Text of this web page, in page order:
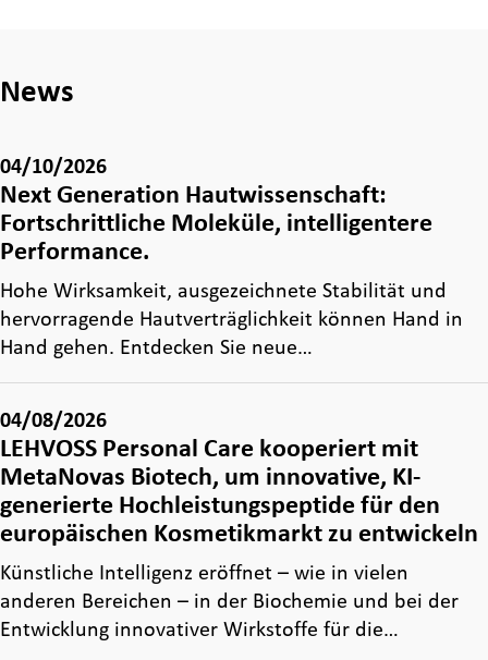
News
04/10/2026
Next Generation Hautwissenschaft:
Fortschrittliche Moleküle, intelligentere
Performance.
Hohe Wirksamkeit, ausgezeichnete Stabilität und
hervorragende Hautverträglichkeit können Hand in
Hand gehen. Entdecken Sie neue…
04/08/2026
LEHVOSS Personal Care kooperiert mit
MetaNovas Biotech, um innovative, KI-
generierte Hochleistungspeptide für den
europäischen Kosmetikmarkt zu entwickeln
Künstliche Intelligenz eröffnet – wie in vielen
anderen Bereichen – in der Biochemie und bei der
Entwicklung innovativer Wirkstoffe für die…